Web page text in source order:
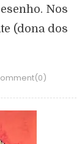
Nos
(dona dos